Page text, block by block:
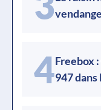
4Freebox
947